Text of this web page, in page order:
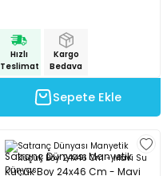
Hızlı
Teslimat
Kargo
Bedava
Sepete Ekle
Satranç Dünyası Manyetik
Küçük Boy 24x46 Cm - Mavi